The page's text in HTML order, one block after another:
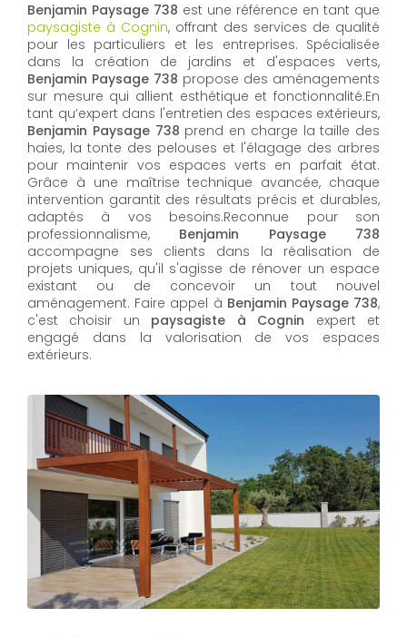
Benjamin Paysage 738 est une référence en tant que
paysagiste à Cognin, offrant des services de qualité
pour les particuliers et les entreprises. Spécialisée
dans la création de jardins et d'espaces verts,
Benjamin Paysage 738 propose des aménagements
sur mesure qui allient esthétique et fonctionnalité.En
tant qu’expert dans l'entretien des espaces extérieurs,
Benjamin Paysage 738 prend en charge la taille des
haies, la tonte des pelouses et l'élagage des arbres
pour maintenir vos espaces verts en parfait état.
Grâce à une maîtrise technique avancée, chaque
intervention garantit des résultats précis et durables,
adaptés à vos besoins.Reconnue pour son
professionnalisme, Benjamin Paysage 738
accompagne ses clients dans la réalisation de
projets uniques, qu'il s'agisse de rénover un espace
existant ou de concevoir un tout nouvel
aménagement. Faire appel à Benjamin Paysage 738,
c'est choisir un paysagiste à Cognin expert et
engagé dans la valorisation de vos espaces
extérieurs.